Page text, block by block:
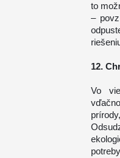
to
–
12.
Vo